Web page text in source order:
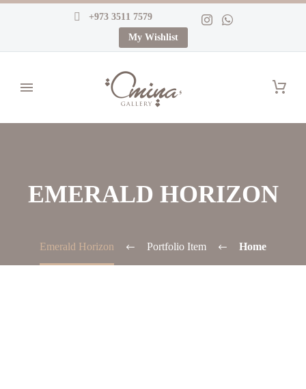
+973 3511 7579
My Wishlist
EMERALD HORIZON
Home
Portfolio Item
Emerald Horizon